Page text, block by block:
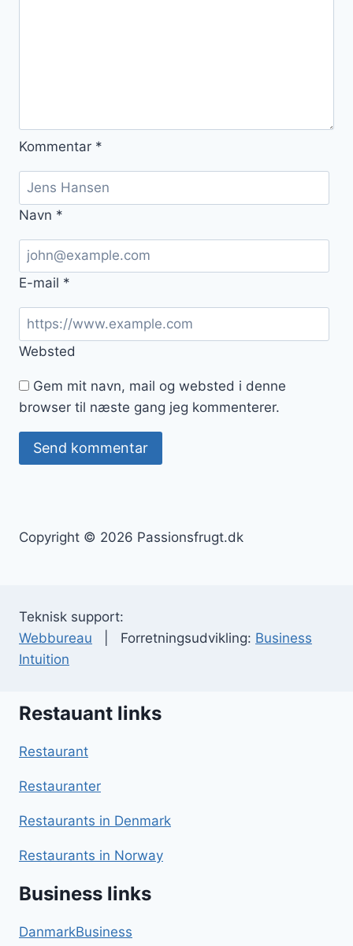
Kommentar *
Navn *
E-mail *
Websted
Gem mit navn, mail og websted i denne
browser til næste gang jeg kommenterer.
Copyright © 2026 Passionsfrugt.dk
Teknisk support:
Webbureau | Forretningsudvikling: Business
Intuition
Restauant links
Restaurant
Restauranter
Restaurants in Denmark
Restaurants in Norway
Business links
DanmarkBusiness